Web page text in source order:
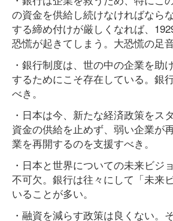
の資金を供給し続けなければなら
する締め付けが厳しくなれば、
恐慌が起きてしまう。大恐慌の足
・銀行制度は、世の中の企業を助
するためにこそ存在している。銀
べき。
・日本は今、新たな経済政策をス
資金の供給を止めず、弱い企業が
業を再開するのを支援すべき。
・日本と世界についての未来ビジ
不可欠。銀行は往々にして「未来
いることが多い。
・融資を減らす政策は良くない。